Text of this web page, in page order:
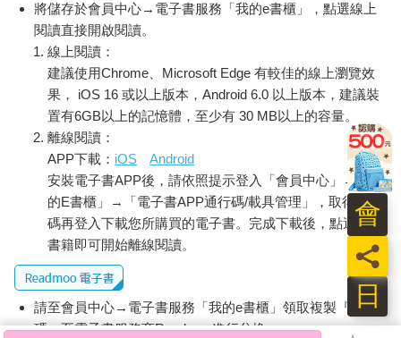
將儲存於會員中心→電子書服務「我的e書櫃」，點選線上
閱讀直接開啟閱讀。
線上閱讀：
建議使用Chrome、Microsoft Edge 有較佳的線上瀏覽效
果， iOS 16 或以上版本，Android 6.0 以上版本，建議裝
置有6GB以上的記憶體，至少有 30 MB以上的容量。
離線閱讀：
APP下載： iOS
Android
安裝電子書APP後，請依照提示登入「會員中心」→「我
的E書櫃」→「電子書APP通行碼/載具管理」，取得通行
碼再登入下載您所購買的電子書。完成下載後，點選任一
書籍即可開始離線閱讀。
請至會員中心→電子書服務「我的e書櫃」領取複製『兌換
碼』至電子書服務商Readmoo進行兌換。
日
員
會